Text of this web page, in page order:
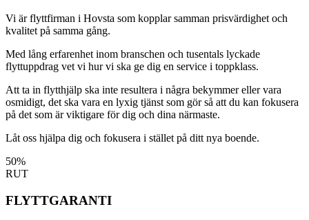
Vi är flyttfirman i Hovsta som kopplar samman prisvärdighet och
kvalitet på samma gång.
Med lång erfarenhet inom branschen och tusentals lyckade
flyttuppdrag vet vi hur vi ska ge dig en service i toppklass.
Att ta in flytthjälp ska inte resultera i några bekymmer eller vara
osmidigt, det ska vara en lyxig tjänst som gör så att du kan fokusera
på det som är viktigare för dig och dina närmaste.
Låt oss hjälpa dig och fokusera i stället på ditt nya boende.
50%
RUT
FLYTTGARANTI